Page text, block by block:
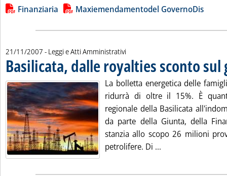
Lista allegati PDF alla notizia
Finanziaria Maxiemendamentodel GovernoDis
21/11/2007 - Leggi e Atti Amministrativi
Basilicata, dalle royalties sconto sul
La bolletta energetica delle
ridurrà di oltre il 15%. È
regionale della Basilicata
da parte della Giunta, della
stanzia allo scopo 26 milioni
petrolifere. Di ...